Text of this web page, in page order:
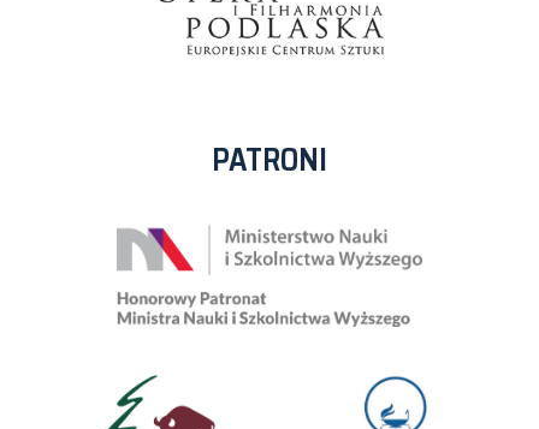
PATRONI